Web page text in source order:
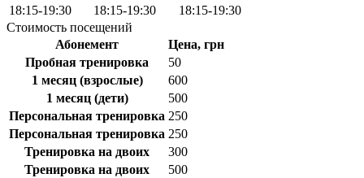
18:15-19:30
18:15-19:30
18:15-19:30
Стоимость посещений
Абонемент
Цена, грн
Пробная тренировка
50
1 месяц (взрослые)
600
1 месяц (дети)
500
Персональная тренировка 250
Персональная тренировка 250
Тренировка на двоих
300
Тренировка на двоих
500